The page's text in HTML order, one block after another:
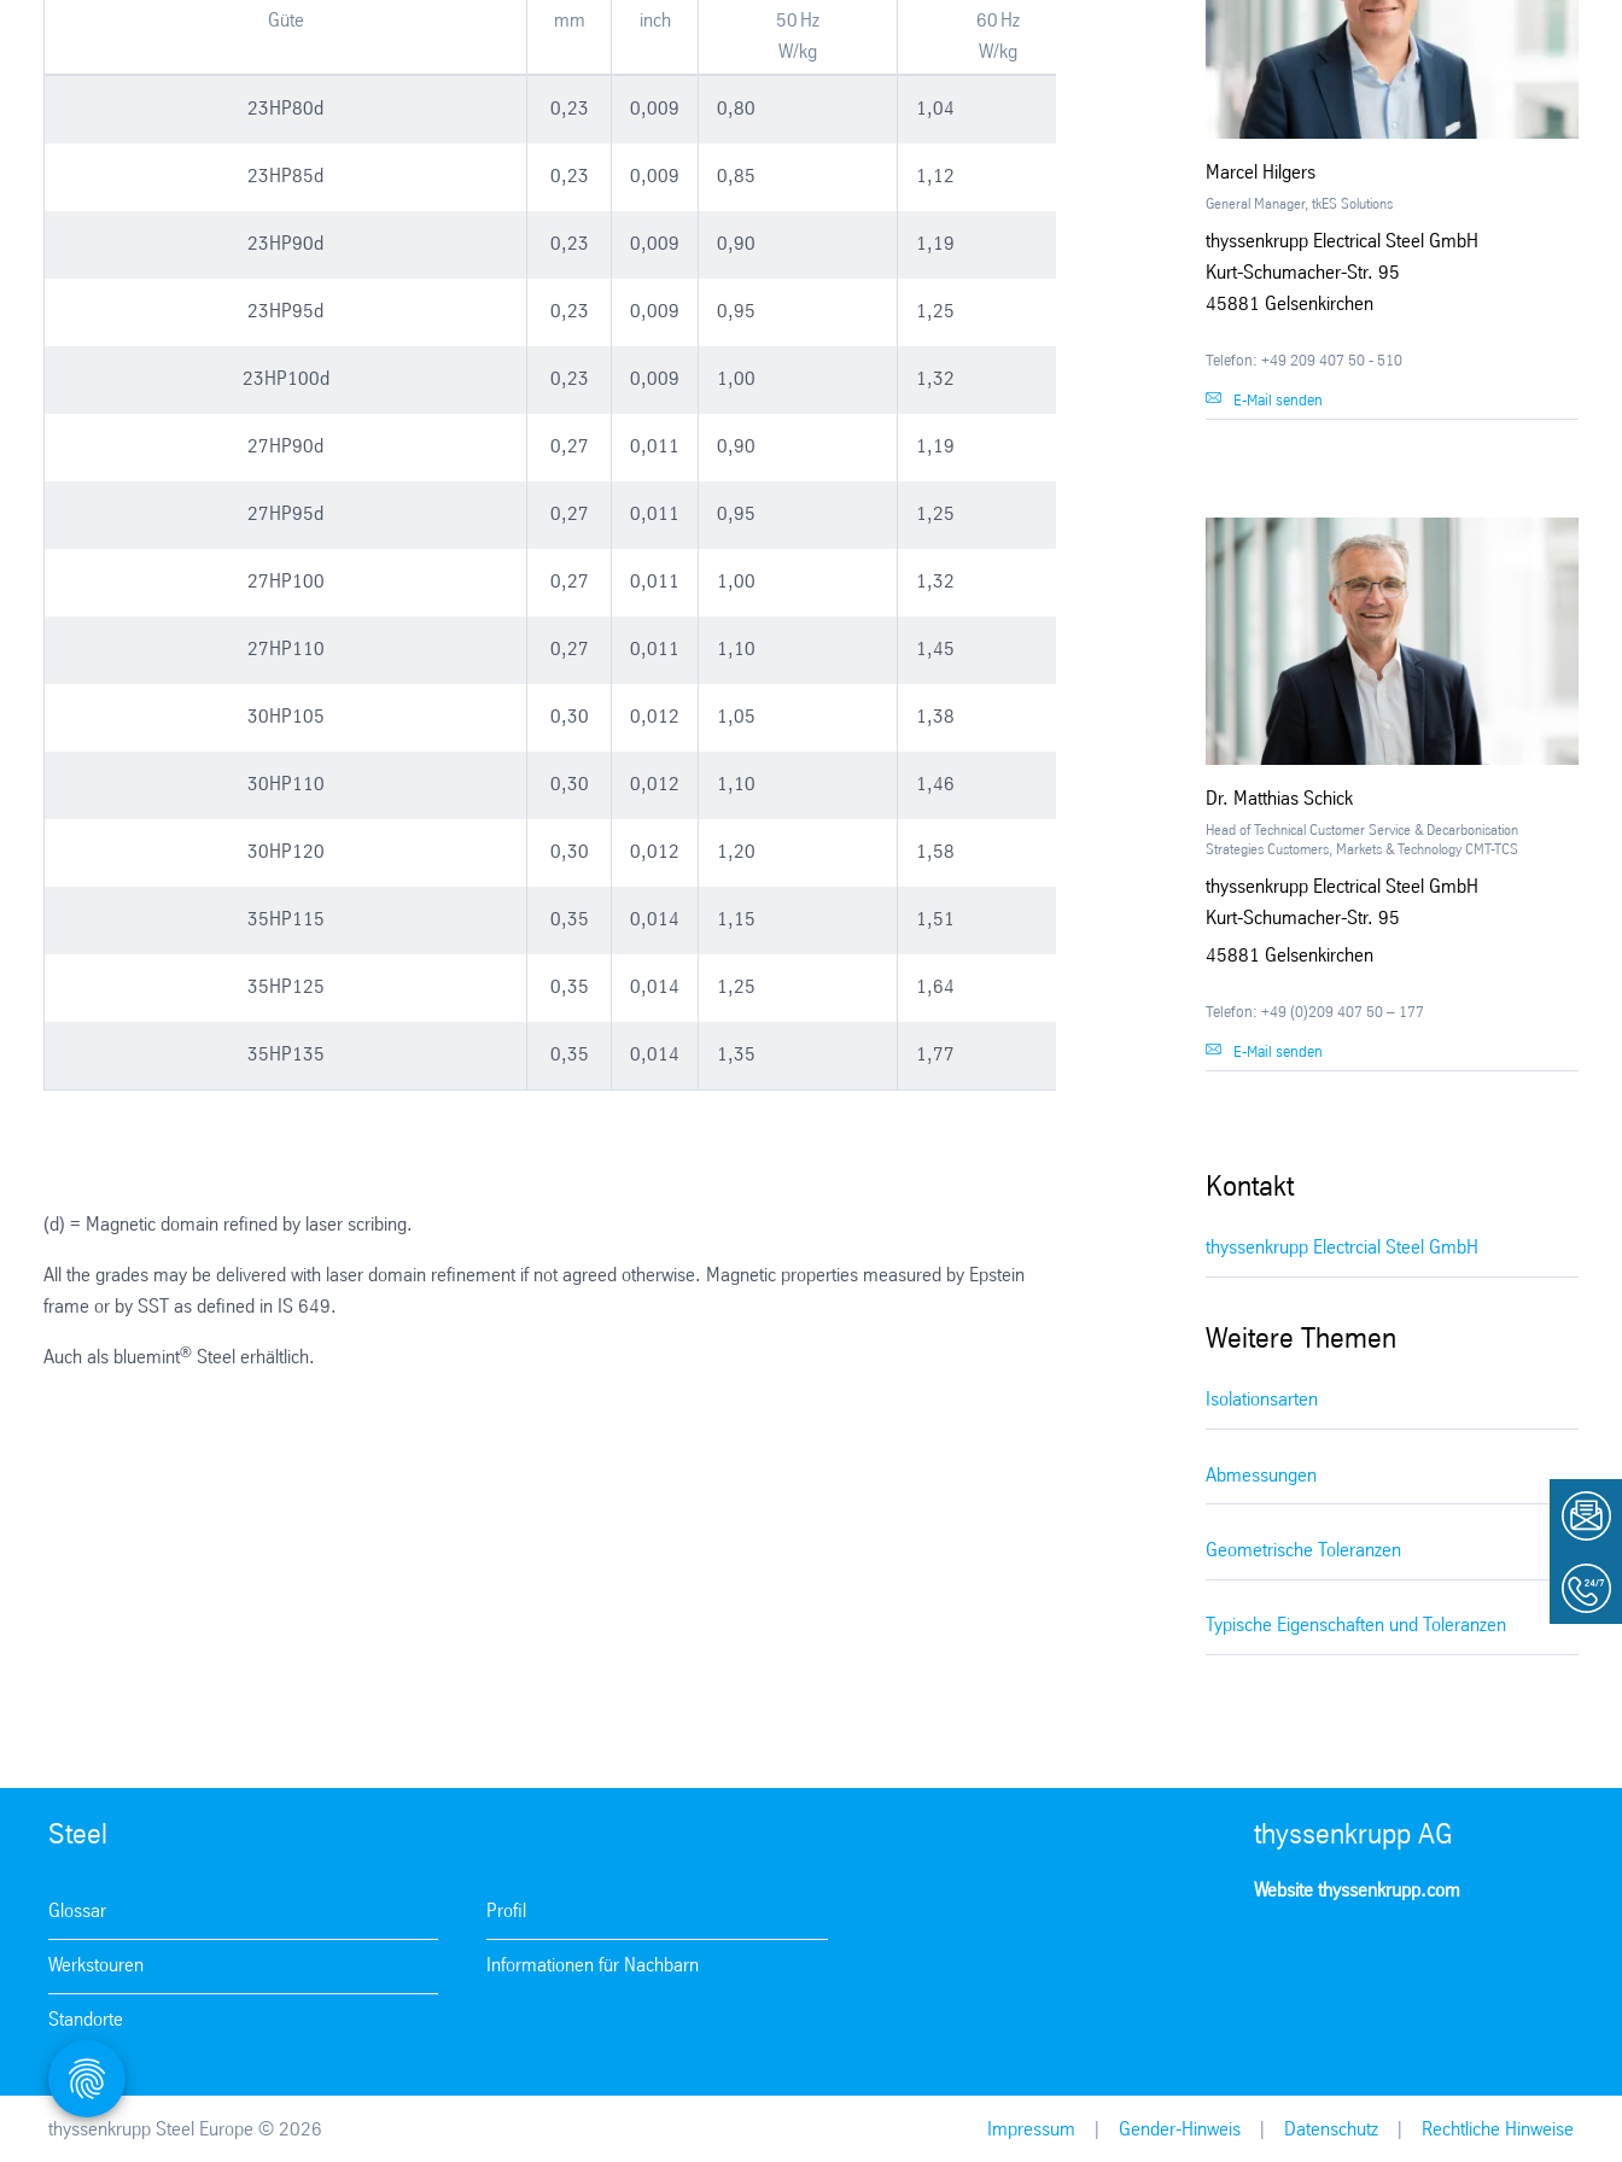
Güte
23HP80d
23HP85d
23HP90d
23HP95d
23HP100d
27HP90d
27HP95d
27HP100
27HP110
30HP105
30HP110
30HP120
35HP115
35HP125
35HP135
mm inch
50 Hz
W/kg
60 Hz
W/kg
800 A/m
0,23 0,009 0,80 1,04
0,23 0,009 0,85 1,12
0,23 0,009 0,90 1,19
0,23 0,009 0,95 1,25
0,23 0,009 1,00 1,32
0,27 0,011 0,90 1,19
0,27 0,011 0,95 1,25
0,27 0,011 1,00 1,32
0,27 0,011 1,10 1,45
0,30 0,012 1,05 1,38
0,30 0,012 1,10 1,46
0,30 0,012 1,20 1,58
0,35 0,014 1,15 1,51
0,35 0,014 1,25 1,64
0,35 0,014 1,35 1,77
(d) = Magnetic domain refined by laser scribing.
All the grades may be delivered with laser domain refinement if not agreed otherwise. Magnetic properties measured by Epstein
frame or by SST as defined in IS 649.
Auch als bluemint® Steel erhältlich.
Marcel Hilgers
General Manager, tkES Solutions
thyssenkrupp Electrical Steel GmbH
Kurt-Schumacher-Str. 95
45881 Gelsenkirchen
Telefon: +49 209 407 50 - 510
E-Mail senden
Dr. Matthias Schick
Head of Technical Customer Service & Decarbonisation
Strategies Customers, Markets & Technology CMT-TCS
thyssenkrupp Electrical Steel GmbH
Kurt-Schumacher-Str. 95
45881 Gelsenkirchen
Telefon: +49 (0)209 407 50 – 177
E-Mail senden
Kontakt
thyssenkrupp Electrcial Steel GmbH
Weitere Themen
Isolationsarten
Abmessungen
Geometrische Toleranzen
Typische Eigenschaften und Toleranzen
Steel
Glossar
Werkstouren
Standorte
Profil
Informationen für Nachbarn
thyssenkrupp AG
Website thyssenkrupp.com
thyssenkrupp Steel Europe © 2026 Impressum Gender-Hinweis Datenschutz Rechtliche Hinweise